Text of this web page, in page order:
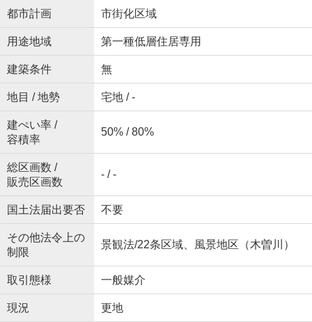
都市計画 市街化区域
用途地域 第一種低層住居専用
建築条件 無
地目 / 地勢 宅地 / -
建ぺい率 /
容積率
50% / 80%
総区画数 /
販売区画数
- / -
国土法届出要否 不要
その他法令上の
制限
景観法/22条区域、風景地区（木曽川）
取引態様 一般媒介
現況 更地